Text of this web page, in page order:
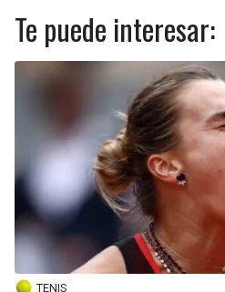
Te puede interesar:
TENIS